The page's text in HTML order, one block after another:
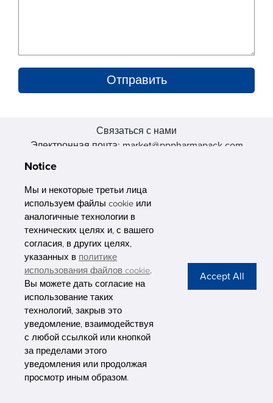
Связаться с нами
Электронная почта: market@pppharmapack.com
511356, Гуанчжоу, провинция GU case G building, Китай
PHARMAPACK
ABOUT US
Privacy Stateme
Notice
Мы и некоторые третьи лица
используем файлы cookie или
аналогичные технологии в
технических целях и, с вашего
согласия, в других целях,
указанных в политике
использования файлов cookie.
Вы можете дать согласие на
использование таких
технологий, закрыв это
уведомление, взаимодействуя
с любой ссылкой или кнопкой
за пределами этого
уведомления или продолжая
просмотр иным образом.